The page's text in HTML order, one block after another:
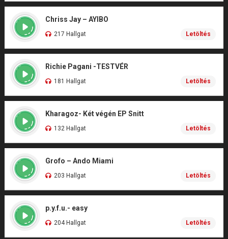
Chriss Jay – AYIBO
217 Hallgat Letöltés
Richie Pagani -TESTVÉR
181 Hallgat Letöltés
Kharagoz- Két végén EP Snitt
132 Hallgat Letöltés
Grofo – Ando Miami
203 Hallgat Letöltés
p.y.f.u.- easy
204 Hallgat Letöltés